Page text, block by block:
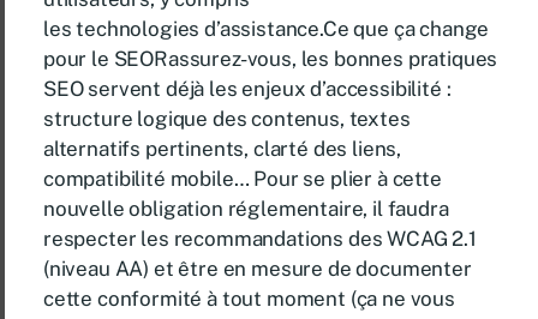
les technologies d’assistance.Ce que ça change
pour le SEORassurez-vous, les bonnes pratiques
SEO servent déjà les enjeux d’accessibilité :
structure logique des contenus, textes
alternatifs pertinents, clarté des liens,
compatibilité mobile… Pour se plier à cette
nouvelle obligation réglementaire, il faudra
respecter les recommandations des WCAG 2.1
(niveau AA) et être en mesure de documenter
cette conformité à tout moment (ça ne vous